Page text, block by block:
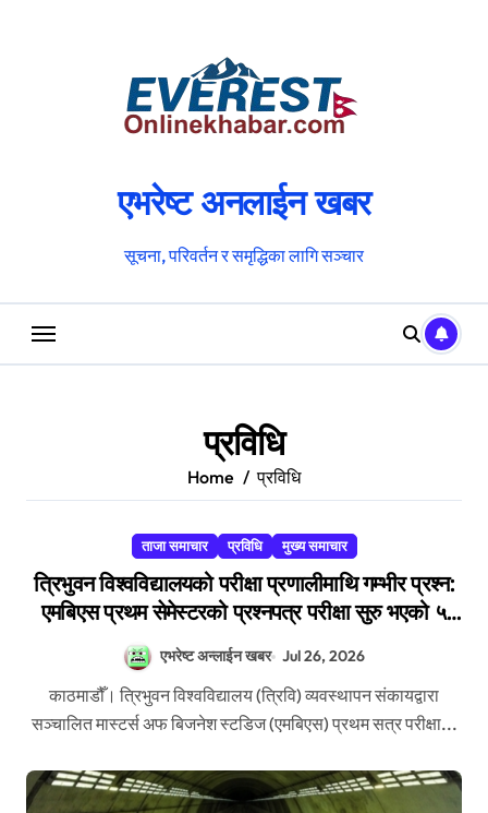
एभरेष्ट अनलाईन खबर
सूचना, परिवर्तन र समृद्धिका लागि सञ्चार
प्रविधि
Home प्रविधि
ताजा समाचार प्रविधि मुख्य समाचार
त्रिभुवन विश्वविद्यालयको परीक्षा प्रणालीमाथि गम्भीर प्रश्न:
एमबिएस प्रथम सेमेस्टरको प्रश्नपत्र परीक्षा सुरु भएको ५
मिनेटमै ह्वाट्सएपमा भाइरल
एभरेष्ट अन्लाईन खबर Jul 26, 2026
काठमाडौँ। त्रिभुवन विश्वविद्यालय (त्रिवि) व्यवस्थापन संकायद्वारा
सञ्चालित मास्टर्स अफ बिजनेश स्टडिज (एमबिएस) प्रथम सत्र परीक्षा...